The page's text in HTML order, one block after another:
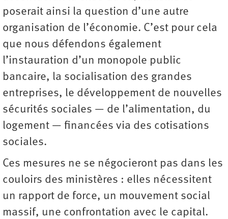
poserait ainsi la question d’une autre
organisation de l’économie. C’est pour cela
que nous défendons également
l’instauration d’un monopole public
bancaire, la socialisation des grandes
entreprises, le développement de nouvelles
sécurités sociales — de l’alimentation, du
logement — financées via des cotisations
sociales.
Ces mesures ne se négocieront pas dans les
couloirs des ministères : elles nécessitent
un rapport de force, un mouvement social
massif, une confrontation avec le capital.